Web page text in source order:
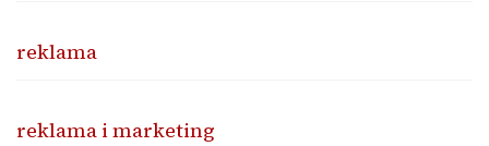
reklama
reklama i marketing